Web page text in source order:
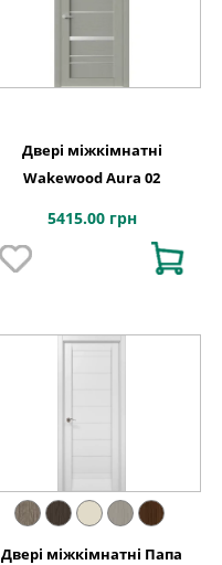
Двері міжкімнатні
Wakewood Aura 02
5415.00 грн
Двері міжкімнатні Папа